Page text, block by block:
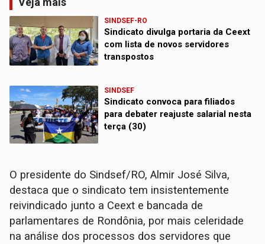
SINDSEF-RO
Sindicato divulga portaria da Ceext
com lista de novos servidores
transpostos
SINDSEF
Sindicato convoca para filiados
para debater reajuste salarial nesta
terça (30)
O presidente do Sindsef/RO, Almir José Silva,
destaca que o sindicato tem insistentemente
reivindicado junto a Ceext e bancada de
parlamentares de Rondônia, por mais celeridade
na análise dos processos dos servidores que